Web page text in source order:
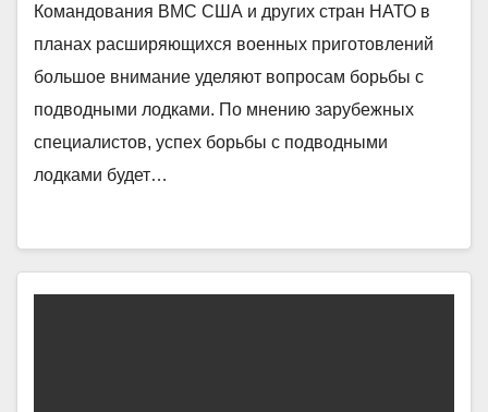
Командования ВМС США и других стран НАТО в
планах расширяющихся военных приготовлений
большое внимание уделяют вопросам борьбы с
подводными лодками. По мнению зарубежных
специалистов, успех борьбы с подводными
лодками будет…